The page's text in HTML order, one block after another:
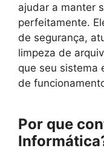
ajudar a manter
perfeitamente.
de segurança,
limpeza de
que seu sistema
de
Por que